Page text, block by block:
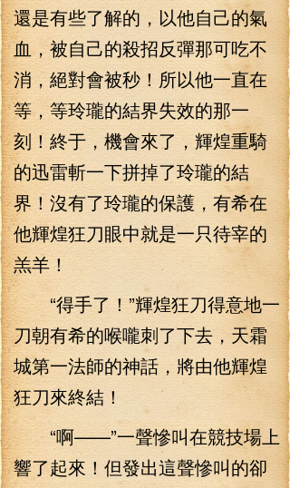
還是有些了解的，以他自己的氣
血，被自己的殺招反彈那可吃不
消，絕對會被秒！所以他一直在
等，等玲瓏的結界失效的那一
刻！終于，機會來了，輝煌重騎
的迅雷斬一下拼掉了玲瓏的結
界！沒有了玲瓏的保護，有希在
他輝煌狂刀眼中就是一只待宰的
羔羊！
“得手了！”輝煌狂刀得意地一
刀朝有希的喉嚨刺了下去，天霜
城第一法師的神話，將由他輝煌
狂刀來終結！
“啊——”一聲慘叫在競技場上
響了起來！但發出這聲慘叫的卻